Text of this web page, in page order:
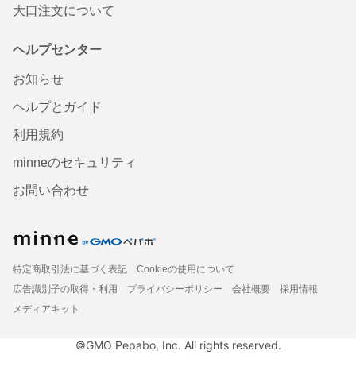
大口注文について
ヘルプセンター
お知らせ
ヘルプとガイド
利用規約
minneのセキュリティ
お問い合わせ
特定商取引法に基づく表記
Cookieの使用について
広告識別子の取得・利用
プライバシーポリシー 会社概要
採用情報
メディアキット
©GMO Pepabo, Inc. All rights reserved.